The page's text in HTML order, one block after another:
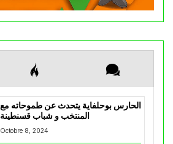
الحارس بوحلفاية يتحدث عن طموحاته مع
المنتخب و شباب قسنطينة
Octobre 8, 2024